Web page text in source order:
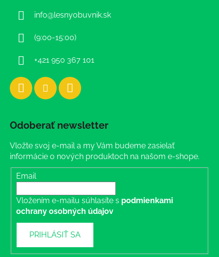
info@lesnyobuvnik.sk
(9:00-15:00)
+421 950 367 101
Odoberať newsletter
Vložte svoj e-mail a my Vám budeme zasielať
informácie o nových produktoch na našom e-shope.
Email
Vložením e-mailu súhlasíte s podmienkami
ochrany osobných údajov
PRIHLÁSIŤ SA